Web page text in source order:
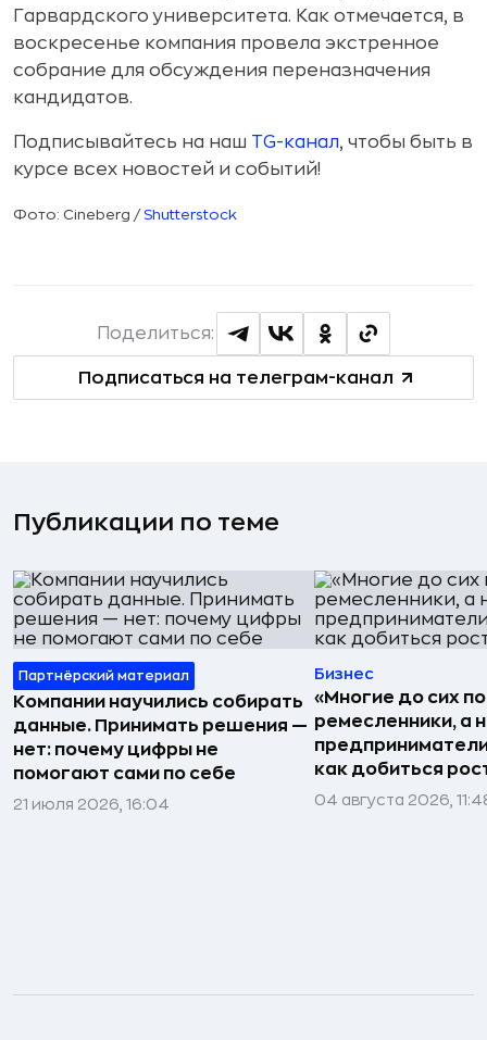
Гарвардского университета. Как отмечается, в
воскресенье компания провела экстренное
собрание для обсуждения переназначения
кандидатов.
Подписывайтесь на наш TG-канал, чтобы быть в
курсе всех новостей и событий!
Фото: Cineberg / Shutterstock
Подписаться на телеграм-канал
Поделиться:
Публикации по теме
Партнёрский материал
Компании научились собирать
данные. Принимать решения —
нет: почему цифры не
помогают сами по себе
21 июля 2026, 16:04
Бизнес
«Многие до сих
ремесленники, а
как добиться
04 августа 2026,